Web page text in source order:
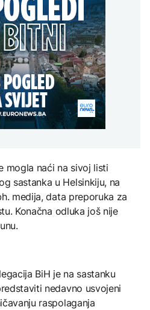
isplata penzija u
Krško
proizvodnju
niskog vodostaja i
temperatura
na aerodromima i
prelazima u
Koja je svrha EES
ako se isključuje
je preopterećen?
cijene nafte na
tržištu, hoće li
to odraziti na BiH
moraju platiti 942
dolara
i pijesak prijete
piramidama
u Sudanu
radi na novom
mogla naći na sivoj listi
sastanka u Helsinkiju, na
medija, data preporuka za
Konačna odluka još nije
BiH je na sastanku
nedavno usvojeni
raspolaganja